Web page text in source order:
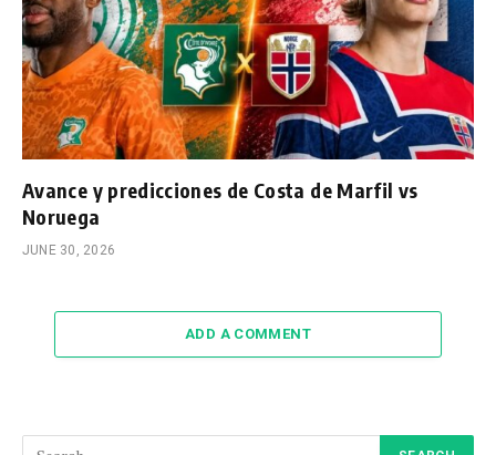
Avance y predicciones de Costa de Marfil vs
Noruega
JUNE 30, 2026
ADD A COMMENT